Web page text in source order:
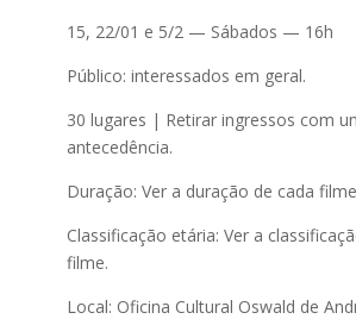
15, 22/01 e 5/2 — Sábados — 16h
Público: interessados em geral.
30 lugares | Retirar ingressos com
antecedência.
Duração: Ver a duração de cada
Classificação etária: Ver a
filme.
Local: Oficina Cultural Oswald de